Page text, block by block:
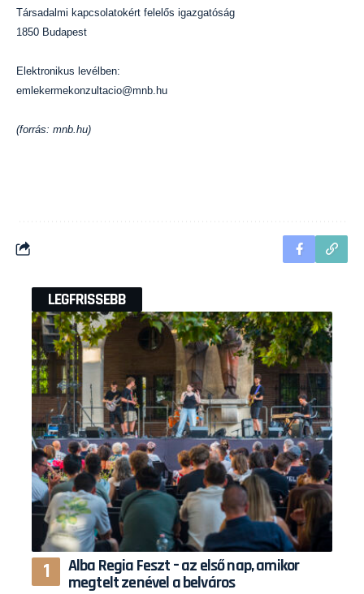
Társadalmi kapcsolatokért felelős igazgatóság
1850 Budapest
Elektronikus levélben:
emlekermekonzultacio@mnb.hu
(forrás: mnb.hu)
LEGFRISSEBB
Alba Regia Feszt – az első nap, amikor
megtelt zenével a belváros